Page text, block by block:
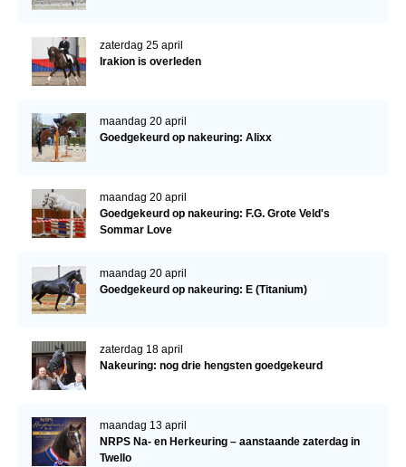
Regio Midden
Bestuur Regio Midden
Regio West
Regio Zuid
Word vrijiwilliger
KALENDER
ACCOUNT AANMAKEN
zaterdag 25 april
Irakion is overleden
maandag 20 april
Goedgekeurd op nakeuring: Alixx
maandag 20 april
Goedgekeurd op nakeuring: F.G. Grote Veld's
Sommar Love
maandag 20 april
Goedgekeurd op nakeuring: E (Titanium)
zaterdag 18 april
Nakeuring: nog drie hengsten goedgekeurd
maandag 13 april
NRPS Na- en Herkeuring – aanstaande zaterdag in
Twello